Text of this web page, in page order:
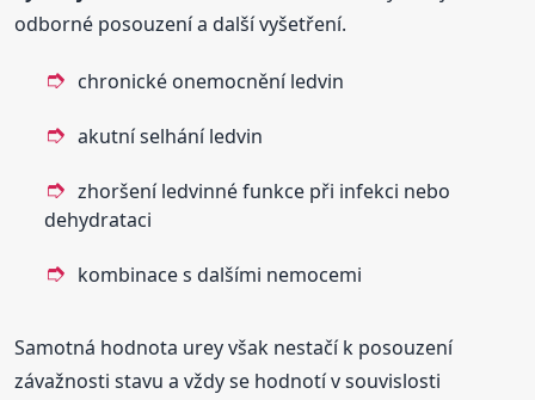
odborné posouzení a další vyšetření.
chronické onemocnění ledvin
akutní selhání ledvin
zhoršení ledvinné funkce při infekci nebo
dehydrataci
kombinace s dalšími nemocemi
Samotná hodnota urey však nestačí k posouzení
závažnosti stavu a vždy se hodnotí v souvislosti